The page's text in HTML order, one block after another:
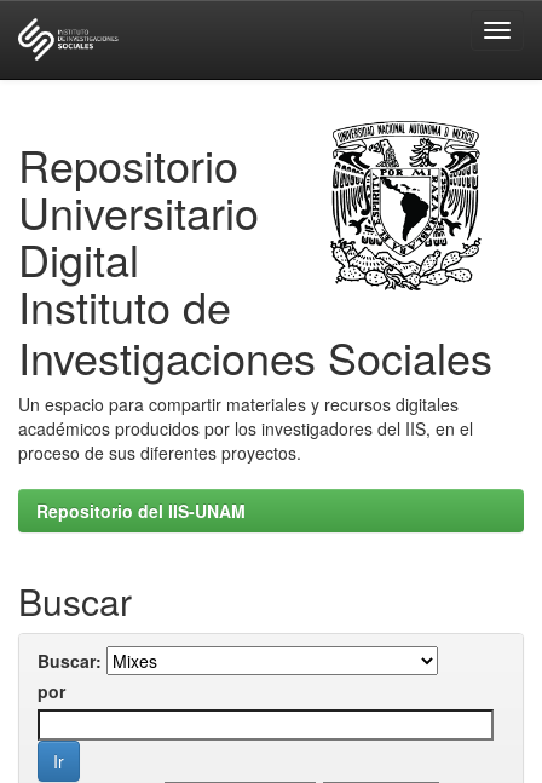
Repositorio
Universitario
Digital
Instituto de
Investigaciones Sociales
Un espacio para compartir materiales y recursos digitales
académicos producidos por los investigadores del IIS, en el
proceso de sus diferentes proyectos.
Repositorio del IIS-UNAM
Buscar
Buscar:
por